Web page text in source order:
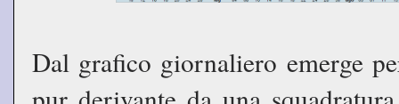
Dal grafico giornaliero emerge